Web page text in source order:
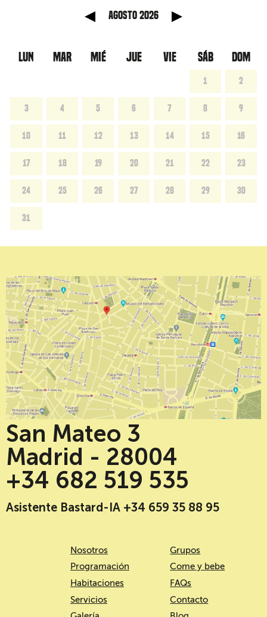
agosto 2026
LUN MAR MIÉ JUE VIE SÁB DOM
1 2
3 4 5 6 7 8 9
10 11 12 13 14 15 16
17 18 19 20 21 22 23
24 25 26 27 28 29 30
31
San Mateo 3
Madrid - 28004
+34 682 519 535
Asistente Bastard-IA +34 659 35 88 95
Nosotros
Programación
Habitaciones
Servicios
Grupos
Come y bebe
FAQs
Contacto